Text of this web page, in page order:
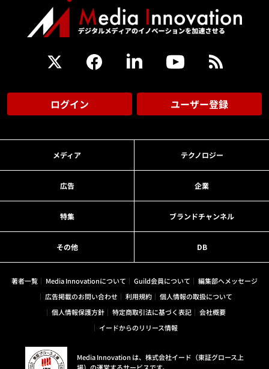
ログイン ユーザー登録
メディア テクノロジー
広告 企業
特集 ブランドチャンネル
その他 DB
著者一覧 Media Innovationについて Guild会員について
編集部へメッセージ
広告掲載のお問い合わせ
利用規約
個人情報の取扱について
個人情報保護方針
特定商取引法に基づく表記
会社概要
イードからのリリース情報
Media Innovation は、株式会社イード（東証グロース上